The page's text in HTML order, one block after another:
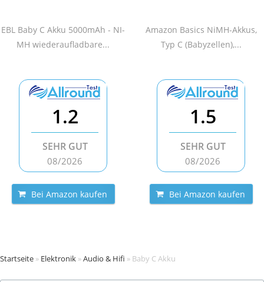
EBL Baby C Akku 5000mAh - NI-
MH wiederaufladbare...
Amazon Basics NiMH-Akkus,
Typ C (Babyzellen),...
1.2
SEHR GUT
08/2026
Bei Amazon kaufen
1.5
SEHR GUT
08/2026
Bei Amazon kaufen
Startseite » Elektronik »Audio & Hifi » Baby C Akku